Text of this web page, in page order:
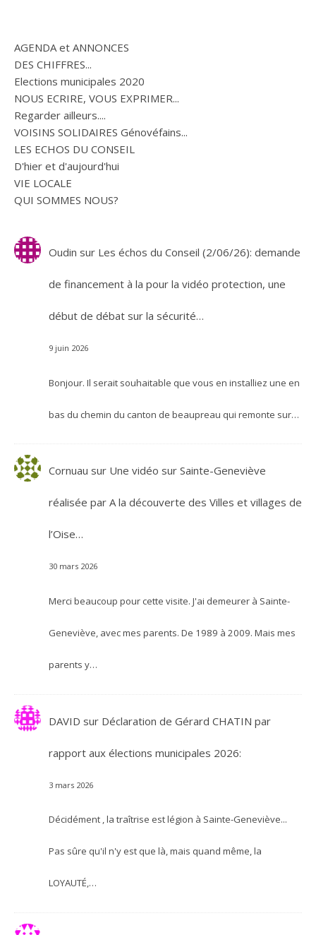
AGENDA et ANNONCES
DES CHIFFRES...
Elections municipales 2020
NOUS ECRIRE, VOUS EXPRIMER...
Regarder ailleurs....
VOISINS SOLIDAIRES Génovéfains...
LES ECHOS DU CONSEIL
D'hier et d'aujourd'hui
VIE LOCALE
QUI SOMMES NOUS?
Oudin sur Les échos du Conseil (2/06/26): demande
de financement à la pour la vidéo protection, une
début de débat sur la sécurité…
9 juin 2026
Bonjour. Il serait souhaitable que vous en installiez une en
bas du chemin du canton de beaupreau qui remonte sur…
Cornuau sur Une vidéo sur Sainte-Geneviève
réalisée par A la découverte des Villes et villages de
l’Oise…
30 mars 2026
Merci beaucoup pour cette visite. J'ai demeurer à Sainte-
Geneviève, avec mes parents. De 1989 à 2009. Mais mes
parents y…
DAVID sur Déclaration de Gérard CHATIN par
rapport aux élections municipales 2026:
3 mars 2026
Décidément , la traîtrise est légion à Sainte-Geneviève...
Pas sûre qu'il n'y est que là, mais quand même, la
LOYAUTÉ,…